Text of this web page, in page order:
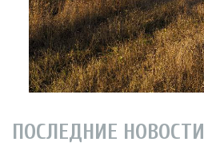
ПОСЛЕДНИЕ НОВОСТИ